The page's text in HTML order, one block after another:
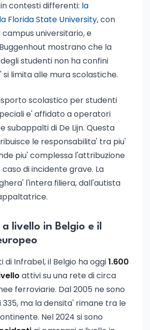
contesti differenti: la
Florida State University, con
universitario, e
mostrano che la
studenti non ha confini
limita alle mura scolastiche.
scolastico per studenti
e' affidato a operatori
subappalti di De Lijn. Questa
le responsabilita' tra piu'
piu' complessa l'attribuzione
di incidente grave. La
l'intera filiera, dall'autista
a livello in Belgio e il
di Infrabel, il Belgio ha oggi1.600
attivi su una rete di circa
ferroviarie. Dal 2005 ne sono
ma la densita' rimane tra le
Nel 2024 si sono